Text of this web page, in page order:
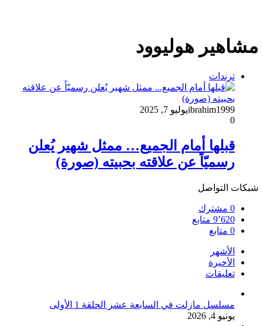
مشاهير هوليوود
ترندات
ibrahim1999يوليو 7, 2025
0
قبلها أمام الجميع… ممثل شهير يُعلن
رسميّاً عن علاقته بحبيته (صورة)
شبكات التواصل
0 مشترك
9٬620 متابع
0 متابع
الأشهر
الأخيرة
تعليقات
مسلسل مازلت في السابعة عشر الحلقة 1 الأولى
يونيو 4, 2026